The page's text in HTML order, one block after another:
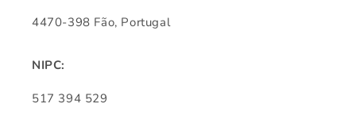
4470-398 Fão, Portugal
NIPC:
517 394 529